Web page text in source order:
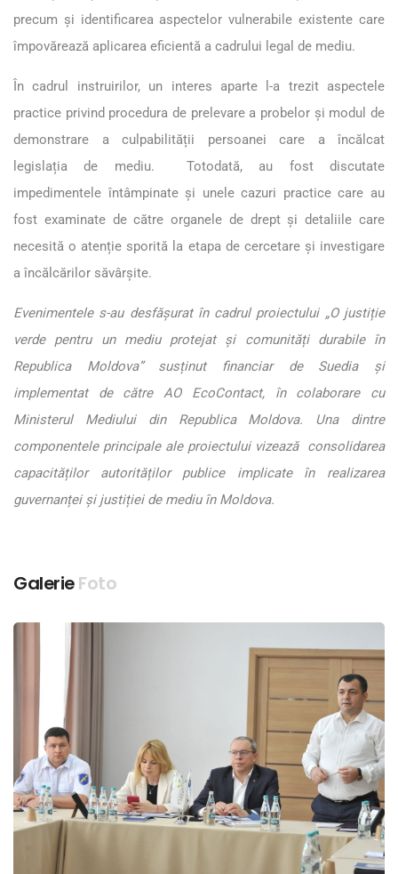
precum și identificarea aspectelor vulnerabile existente care
împovărează aplicarea eficientă a cadrului legal de mediu.
În cadrul instruirilor, un interes aparte l-a trezit aspectele
practice privind procedura de prelevare a probelor și modul de
demonstrare a culpabilității persoanei care a încălcat
legislația de mediu. Totodată, au fost discutate
impedimentele întâmpinate și unele cazuri practice care au
fost examinate de către organele de drept și detaliile care
necesită o atenție sporită la etapa de cercetare și investigare
a încălcărilor săvârșite.
Evenimentele s-au desfășurat în cadrul proiectului „O justiție
verde pentru un mediu protejat și comunități durabile în
Republica Moldova” susținut financiar de Suedia și
implementat de către AO EcoContact, în colaborare cu
Ministerul Mediului din Republica Moldova. Una dintre
componentele principale ale proiectului vizează consolidarea
capacităților autorităților publice implicate în realizarea
guvernanței și justiției de mediu în Moldova.
GalerieFoto